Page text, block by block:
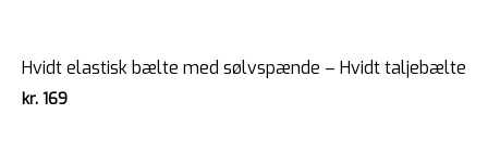
Hvidt elastisk bælte med sølvspænde – Hvidt taljebælte
kr. 169